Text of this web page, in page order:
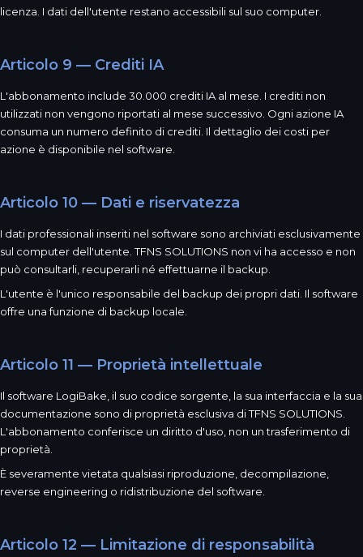
licenza. I dati dell'utente restano accessibili sul suo computer.
Articolo 9 — Crediti IA
L'abbonamento include 30.000 crediti IA al mese. I crediti non
utilizzati non vengono riportati al mese successivo. Ogni azione IA
consuma un numero definito di crediti. Il dettaglio dei costi per
azione è disponibile nel software.
Articolo 10 — Dati e riservatezza
I dati professionali inseriti nel software sono archiviati esclusivamente
sul computer dell'utente. TFNS SOLUTIONS non vi ha accesso e non
può consultarli, recuperarli né effettuarne il backup.
L'utente è l'unico responsabile del backup dei propri dati. Il software
offre una funzione di backup locale.
Articolo 11 — Proprietà intellettuale
Il software LogiBake, il suo codice sorgente, la sua interfaccia e la sua
documentazione sono di proprietà esclusiva di TFNS SOLUTIONS.
L'abbonamento conferisce un diritto d'uso, non un trasferimento di
proprietà.
È severamente vietata qualsiasi riproduzione, decompilazione,
reverse engineering o ridistribuzione del software.
Articolo 12 — Limitazione di responsabilità